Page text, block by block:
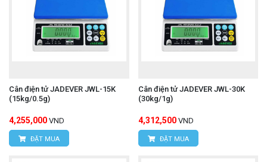
Cân điện tử JADEVER JWL-15K
(15kg/0.5g)
4,255,000 VND
ĐẶT MUA
Cân điện tử JADEVER JWL-30K
(30kg/1g)
4,312,500 VND
ĐẶT MUA